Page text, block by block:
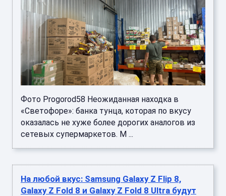
Фото Progorod58 Неожиданная находка в
«Светофоре»: банка тунца, которая по вкусу
оказалась не хуже более дорогих аналогов из
сетевых супермаркетов. М ...
На любой вкус: Samsung Galaxy Z Flip 8,
Galaxy Z Fold 8 и Galaxy Z Fold 8 Ultra будут